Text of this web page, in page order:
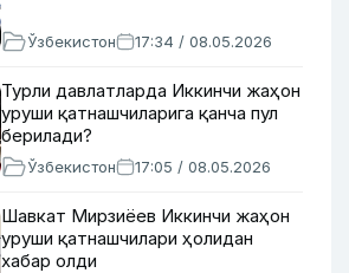
Ўзбекистон 17:34 / 08.05.2026
Турли давлатларда Иккинчи жаҳон
уруши қатнашчиларига қанча пул
берилади?
Ўзбекистон 17:05 / 08.05.2026
Шавкат Мирзиёев Иккинчи жаҳон
уруши қатнашчилари ҳолидан
хабар олди